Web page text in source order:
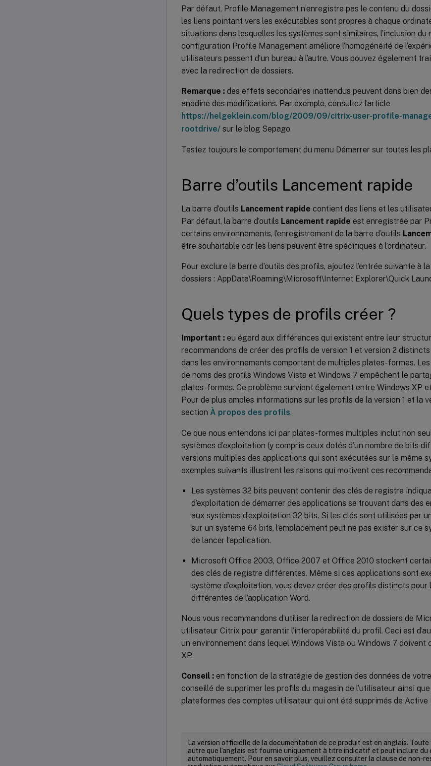
Par défaut, Profile Management n’enregistre pas le contenu du
les liens pointant vers les exécutables sont propres à chaque
situations dans lesquelles les systèmes sont similaires, l’inclusion du
configuration Profile Management améliore l’homogénéité de
utilisateurs passent d’un bureau à l’autre. Vous pouvez également
avec la redirection de dossiers.
Remarque : des effets secondaires inattendus peuvent dans bien
anodine des modifications. Par exemple, consultez l’article
https://helgeklein.com/blog/2009/09/citrix-user-profile-
rootdrive/ sur le blog Sepago.
Testez toujours le comportement du menu Démarrer sur toutes les
Barre d’outils Lancement rapide
La barre d’outils Lancement rapide contient des liens et les
Par défaut, la barre d’outils Lancement rapide est enregistrée par
certains environnements, l’enregistrement de la barre d’outils
être souhaitable car les liens peuvent être spécifiques à l’ordinateur.
Pour exclure la barre d’outils des profils, ajoutez l’entrée suivante à
dossiers : AppData\Roaming\Microsoft\Internet Explorer\Quick
Quels types de profils créer ?
Important : eu égard aux différences qui existent entre leur
recommandons de créer des profils de version 1 et version 2
dans les environnements comportant de multiples plates-formes.
de noms des profils Windows Vista et Windows 7 empêchent le
plates-formes. Ce problème survient également entre Windows XP
Pour de plus amples informations sur les profils de la version 1 et la
section À propos des profils.
Ce que nous entendons ici par plates-formes multiples inclut non
systèmes d’exploitation (y compris ceux dotés d’un nombre de bits
versions multiples des applications qui sont exécutées sur le même
exemples suivants illustrent les raisons qui motivent ces
Les systèmes 32 bits peuvent contenir des clés de registre
d’exploitation de démarrer des applications se trouvant dans des
aux systèmes d’exploitation 32 bits. Si les clés sont utilisées par
sur un système 64 bits, l’emplacement peut ne pas exister sur ce
de lancer l’application.
Microsoft Office 2003, Office 2007 et Office 2010 stockent
des clés de registre différentes. Même si ces applications sont
système d’exploitation, vous devez créer des profils distincts pour
différentes de l’application Word.
Nous vous recommandons d’utiliser la redirection de dossiers de
utilisateur Citrix pour garantir l’interopérabilité du profil. Ceci est
un environnement dans lequel Windows Vista ou Windows 7 doivent
XP.
Conseil : en fonction de la stratégie de gestion des données de
conseillé de supprimer les profils du magasin de l’utilisateur ainsi
plateformes des comptes utilisateur qui ont été supprimés de Active
La version officielle de la documentation de ce produit est en anglais. Toute
autre que l’anglais est fournie uniquement à titre indicatif et peut inclure
automatiquement. Pour en savoir plus, veuillez consulter la clause de non-